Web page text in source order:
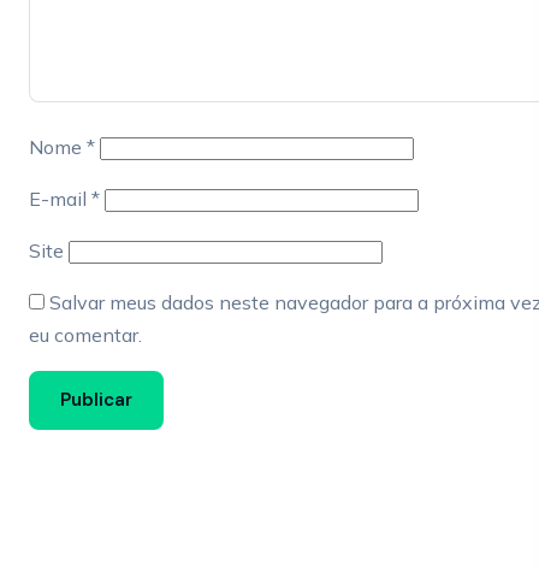
Nome *
E-mail *
Site
Salvar meus dados neste navegador para a próxima
eu comentar.